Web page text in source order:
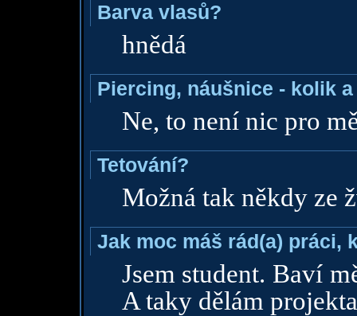
Barva vlasů?
hnědá
Piercing, náušnice - kolik
Ne, to není nic pro
Tetování?
Možná tak někdy ze
Jak moc máš rád(a) práci,
Jsem student. Baví
A taky dělám